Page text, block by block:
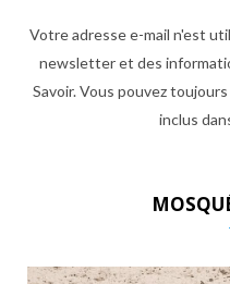
Votre adresse e-mail n'est
newsletter et des
Savoir. Vous pouvez
inclus